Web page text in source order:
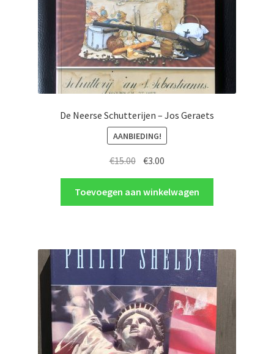
De Neerse Schutterijen – Jos Geraets
AANBIEDING!
€15.00 Oorspronkelijke
prijs
was:
€15.00.
€3.00
prijs
is:
€3.00.
Toevoegen aan winkelwagen